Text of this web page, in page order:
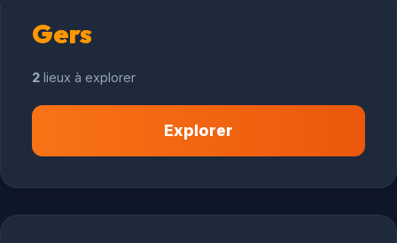
Gers
2 lieux à explorer
Explorer